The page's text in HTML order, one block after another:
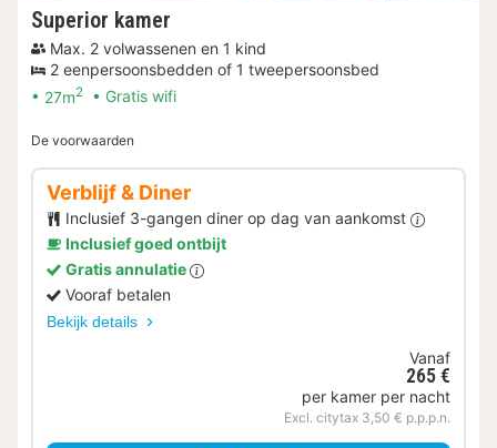
Superior kamer
Max. 2 volwassenen en 1 kind
2 eenpersoonsbedden of 1 tweepersoonsbed
27m2 Gratis wifi
De voorwaarden
Verblijf & Diner
Inclusief 3-gangen diner op dag van aankomst
Inclusief goed ontbijt
Gratis annulatie
Vooraf betalen
Bekijk details
Vanaf
265 €
per kamer per nacht
Excl. citytax 3,50 € p.p.p.n.